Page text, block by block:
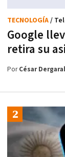
Google
retira su
TECNOLOGÍA/
PorCésar